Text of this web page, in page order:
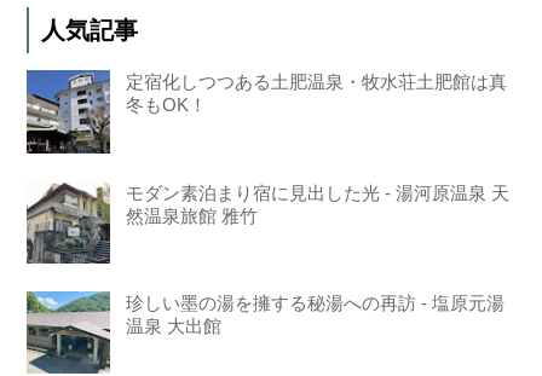
人気記事
定宿化しつつある土肥温泉・牧水荘土肥館は真
冬もOK！
モダン素泊まり宿に見出した光 - 湯河原温泉 天
然温泉旅館 雅竹
珍しい墨の湯を擁する秘湯への再訪 - 塩原元湯
温泉 大出館